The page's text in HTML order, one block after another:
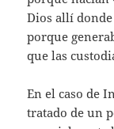
Dios allí
porque
que las
En el caso de
tratado de un